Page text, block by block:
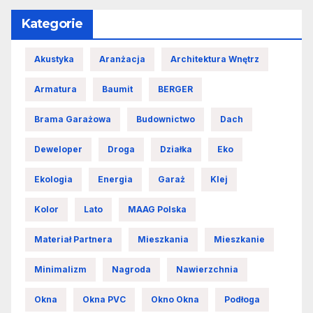
Kategorie
Akustyka Aranżacja Architektura Wnętrz
Armatura Baumit BERGER
Brama Garażowa Budownictwo Dach
Deweloper Droga Działka Eko
Ekologia Energia Garaż Klej
Kolor Lato MAAG Polska
Materiał Partnera Mieszkania Mieszkanie
Minimalizm Nagroda Nawierzchnia
Okna Okna PVC Okno Okna Podłoga